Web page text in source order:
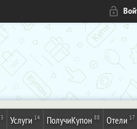
Услуги 14 ПолучиКупон 88 Отели 17